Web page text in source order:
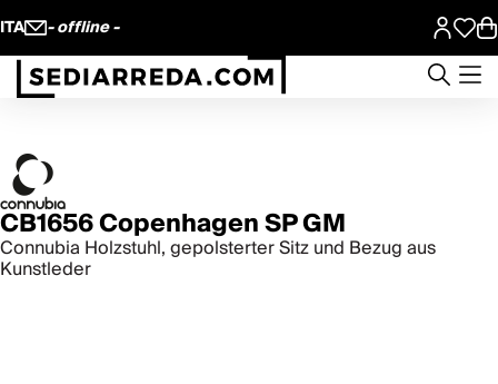
ITA - offline -
CB1656 Copenhagen SP GM
Connubia Holzstuhl, gepolsterter Sitz und Bezug aus
Kunstleder